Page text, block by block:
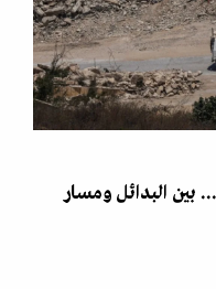
بين البدائل ومسار